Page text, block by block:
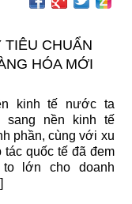
CHUẨN
HÓA MỚI
kinh tế nước ta
sang nền kinh tế
phần, cùng với xu
quốc tế đã đem
lớn cho doanh